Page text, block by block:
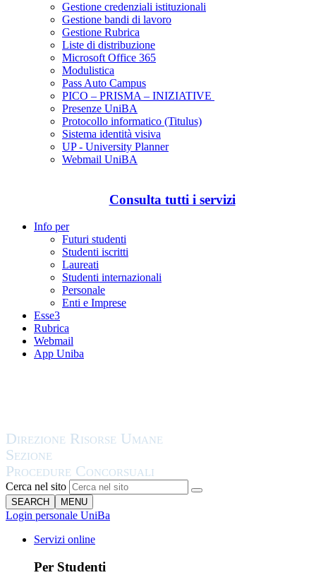
Gestione credenziali istituzionali
Gestione bandi di lavoro
Gestione Rubrica
Liste di distribuzione
Microsoft Office 365
Modulistica
Pass Auto Campus
PICO – PRISMA – INIZIATIVE
Presenze UniBA
Protocollo informatico (Titulus)
Sistema identità visiva
UP - University Planner
Webmail UniBA
Consulta tutti i servizi
Info per
Futuri studenti
Studenti iscritti
Laureati
Studenti internazionali
Personale
Enti e Imprese
Esse3
Rubrica
Webmail
App Uniba
Cerca nel sito
SEARCH MENU
Login personale UniBa
Servizi online
Per Studenti